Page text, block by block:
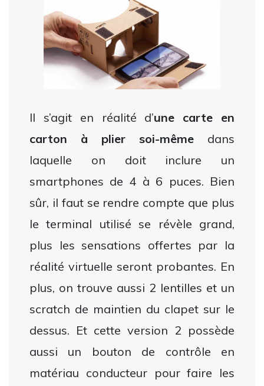
Il s’agit en réalité d’une carte en
carton à plier soi-même dans
laquelle on doit inclure un
smartphones de 4 à 6 puces. Bien
sûr, il faut se rendre compte que plus
le terminal utilisé se révèle grand,
plus les sensations offertes par la
réalité virtuelle seront probantes. En
plus, on trouve aussi 2 lentilles et un
scratch de maintien du clapet sur le
dessus. Et cette version 2 possède
aussi un bouton de contrôle en
matériau conducteur pour faire les